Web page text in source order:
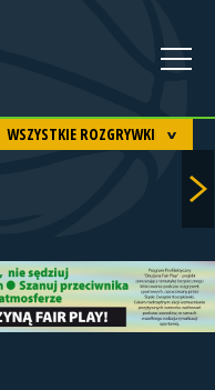
WSZYSTKIE ROZGRYWKI